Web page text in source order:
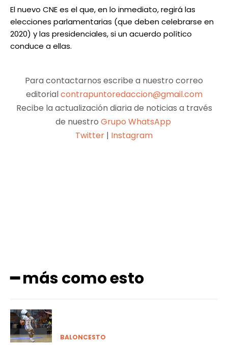
El nuevo CNE es el que, en lo inmediato, regirá las
elecciones parlamentarias (que deben celebrarse en
2020) y las presidenciales, si un acuerdo político
conduce a ellas.
Para contactarnos escribe a nuestro correo
editorialcontrapuntoredaccion@gmail.com
Recibe la actualización diaria de noticias a través
de nuestro Grupo WhatsApp
Twitter | Instagram
━ más como esto
BALONCESTO